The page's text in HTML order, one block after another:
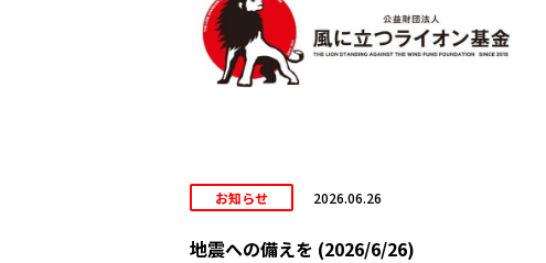
お知らせ 2026.06.26
地震への備えを (2026/6/26)